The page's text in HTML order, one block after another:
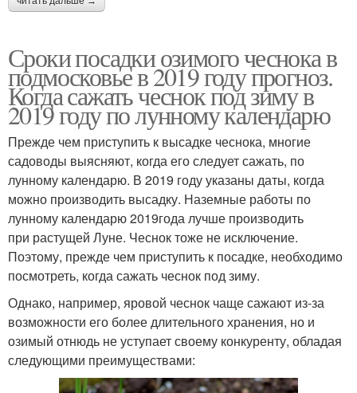
Сроки посадки озимого чеснока в
подмосковье в 2019 году прогноз.
Когда сажать чеснок под зиму в
2019 году по лунному календарю
Прежде чем приступить к высадке чеснока, многие
садоводы выясняют, когда его следует сажать, по
лунному календарю. В 2019 году указаны даты, когда
можно производить высадку. Наземные работы по
лунному календарю 2019года лучше производить
при растущей Луне. Чеснок тоже не исключение.
Поэтому, прежде чем приступить к посадке, необходимо
посмотреть, когда сажать чеснок под зиму.
Однако, например, яровой чеснок чаще сажают из-за
возможности его более длительного хранения, но и
озимый отнюдь не уступает своему конкуренту, обладая
следующими преимуществами: